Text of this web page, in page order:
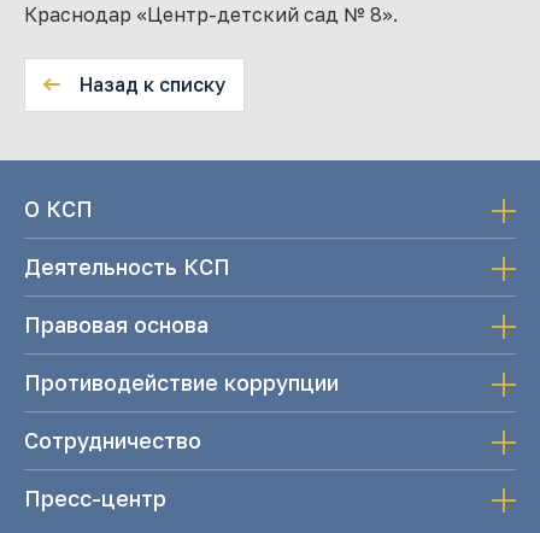
Краснодар «Центр-детский сад № 8».
Назад к списку
О КСП
Деятельность КСП
Правовая основа
Противодействие коррупции
Сотрудничество
Пресс-центр